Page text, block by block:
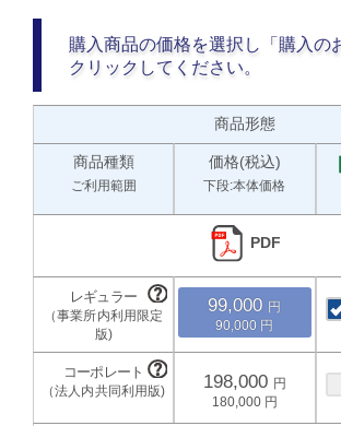
購入商品の価格を選択し「購入の
クリックしてください。
商品形態
商品種類
ご利用範囲
価格(税込)
下段:本体価格
PDF
99,000
90,000
198,000
180,000